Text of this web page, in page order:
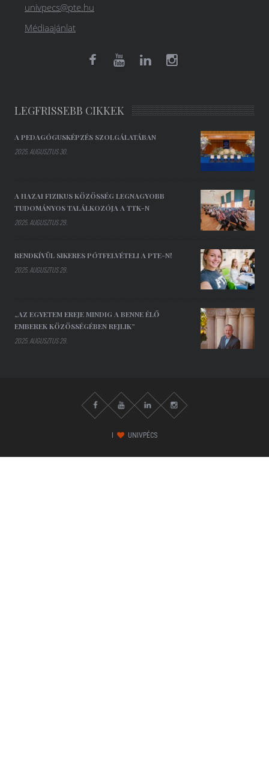
univpecs@pte.hu
Médiaajánlat
LEGFRISSEBB CIKKEK
A PEDAGÓGUSKÉPZÉS SZOLGÁLATÁBAN
2025. AUGUSZTUS 30.
A HAZAI FIZIKUS KÖZÖSSÉG LEGNAGYOBB
TUDOMÁNYOS TALÁLKOZÓJA A TTK-N
2025. AUGUSZTUS 29.
RENDKÍVÜL SIKERES PÓTFELVÉTELI A PTE-N!
2025. AUGUSZTUS 29.
„AZ EGYETEM EREJE MINDIG A BENNE ÉLŐ
EMBEREK KÖZÖSSÉGÉBEN REJLIK”
2025. AUGUSZTUS 29.
I UNIVPÉCS